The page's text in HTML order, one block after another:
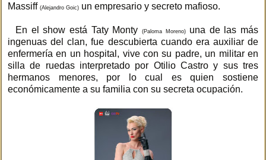
Massiff (Alejandro Goic) un empresario y secreto mafioso.
En el show está Taty Monty (Paloma Moreno)una de las más
ingenuas del clan, fue descubierta cuando era auxiliar de
enfermería en un hospital, vive con su padre, un militar en
silla de ruedas interpretado por Otilio Castro y sus tres
hermanos menores, por lo cual es quien sostiene
económicamente a su familia con su secreta ocupación.